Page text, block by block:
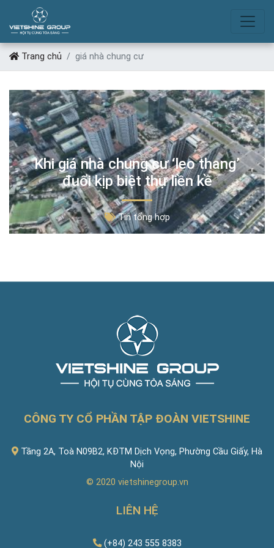
GIÁ NHÀ CHUNG CƯ
Trang chủ giá nhà chung cư
Khi giá nhà chung cư ‘leo thang’
đuổi kịp biệt thự liền kề
Tin tổng hợp
CÔNG TY CỔ PHẦN TẬP ĐOÀN VIETSHINE
Tầng 2A, Toà N09B2, KĐTM Dịch Vọng, Phường Cầu Giấy, Hà
Nội
© 2020 vietshinegroup.vn
LIÊN HỆ
(+84) 243 555 8383